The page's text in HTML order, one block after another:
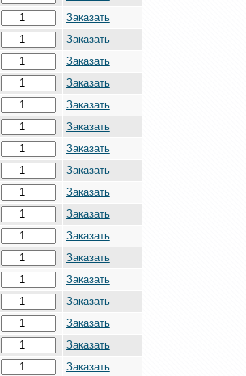
Заказать
Заказать
Заказать
Заказать
Заказать
Заказать
Заказать
Заказать
Заказать
Заказать
Заказать
Заказать
Заказать
Заказать
Заказать
Заказать
Заказать